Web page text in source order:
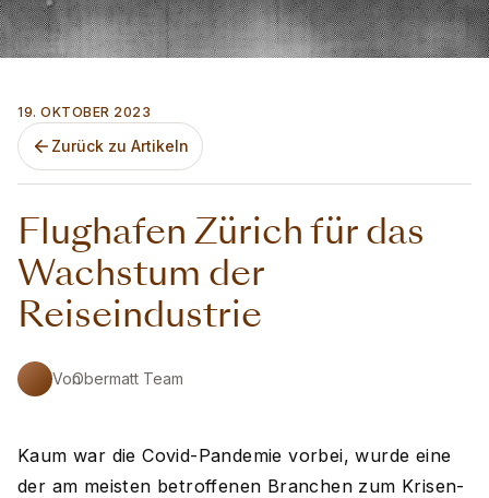
19. OKTOBER 2023
Zurück zu Artikeln
Flughafen Zürich für das
Wachstum der
Reiseindustrie
VonObermatt Team
Kaum war die Covid-Pandemie vorbei, wurde eine
der am meisten betroffenen Branchen zum Krisen-